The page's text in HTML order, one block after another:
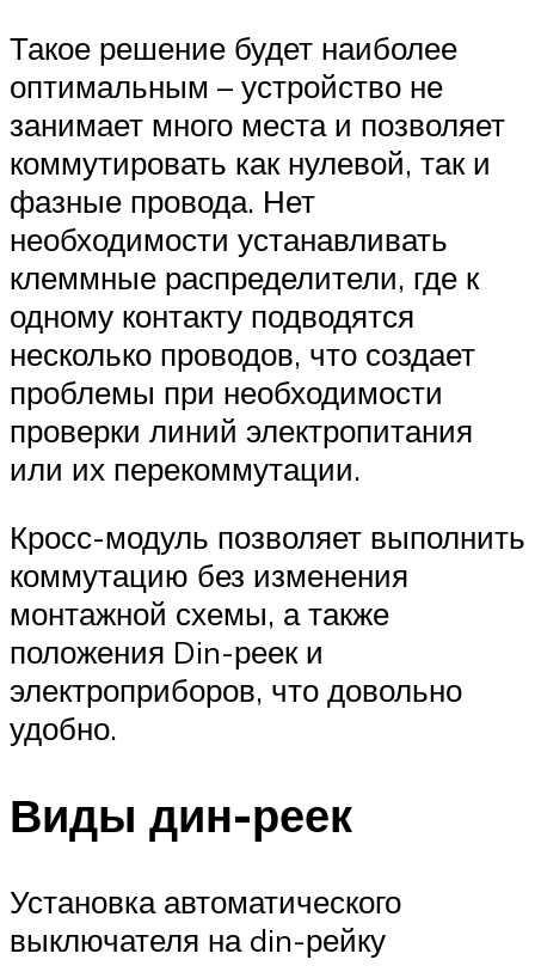
Такое решение будет наиболее
оптимальным – устройство не
занимает много места и позволяет
коммутировать как нулевой, так и
фазные провода. Нет
необходимости устанавливать
клеммные распределители, где к
одному контакту подводятся
несколько проводов, что создает
проблемы при необходимости
проверки линий электропитания
или их перекоммутации.
Кросс-модуль позволяет выполнить
коммутацию без изменения
монтажной схемы, а также
положения Din-реек и
электроприборов, что довольно
удобно.
Виды дин-реек
Установка автоматического
выключателя на din-рейку